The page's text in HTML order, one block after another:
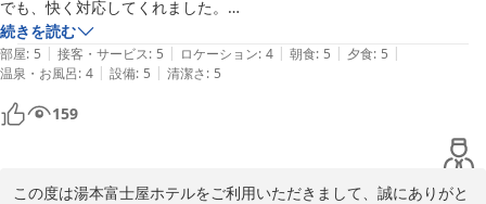
躍る時間をお届けできるよう努めてまいります。
またのご来館を、スタッフ一同心よりお待ち申し上げております。
箱根湯本温泉 湯本富士屋ホテル
2026-08-05
でも、快く対応してくれました。
受付では　細かいアンケート用紙に記載が必要でしたが。レストランで
も、スタッフが説明し、対応してくれました。中華でしたが、濃い味付
けではなく、一つ一つ食材本来の味がわかるような　優しい味付けでし
た。量は　どれも少なめでしたが　満足しました。
続きを読む
部屋: 5 | 接客・サービス: 5 | ロケーション: 4 | 朝食: 5 | 夕食: 5 |
温泉・お風呂: 4 | 設備: 5 | 清潔さ: 5
159
この度は湯本富士屋ホテルをご利用いただきまして、誠にありがと